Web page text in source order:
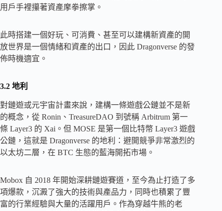
用戶手裡攥著資產摩拳擦掌。
此時搭建一個好玩、可消費、甚至可以建構新資產的開
放世界是一個情緒和資產的出口，因此 Dragonverse 的發
佈時機適宜。
3.2 地利
對鏈遊或元宇宙計畫來說，建構一條遊戲公鏈並不是新
的概念，從 Ronin、TreasureDAO 到號稱 Arbitrum 第一
條 Layer3 的 Xai。但 MOSE 是第一個比特幣 Layer3 遊戲
公鏈，這就是 Dragonverse 的地利：避開競爭非常激烈的
以太坊二層，在 BTC 生態的藍海開拓市場。
Mobox 自 2018 年開始深耕鏈遊賽道，至今為止打造了多
項爆款，沉澱了強大的技術與產品力，同時也積累了豐
富的行業經驗與大量的活躍用戶。作為穿越牛熊的老